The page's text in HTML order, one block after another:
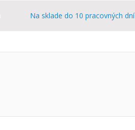
Na sklade do 10 pracovných dní